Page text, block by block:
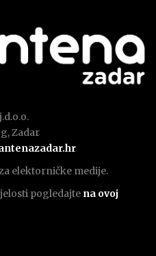
Zadar
elektorničke medije.
pogledajte na ovoj